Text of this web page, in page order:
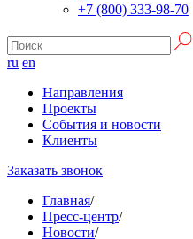
+7 (800) 333-98-70
ru en
Направления
Проекты
События и новости
Клиенты
Заказать звонок
Главная/
Пресс-центр/
Новости/